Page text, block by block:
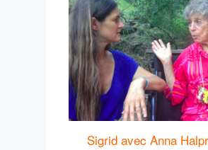
Sigrid avec Anna